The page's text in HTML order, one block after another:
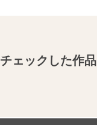
チェックした作品